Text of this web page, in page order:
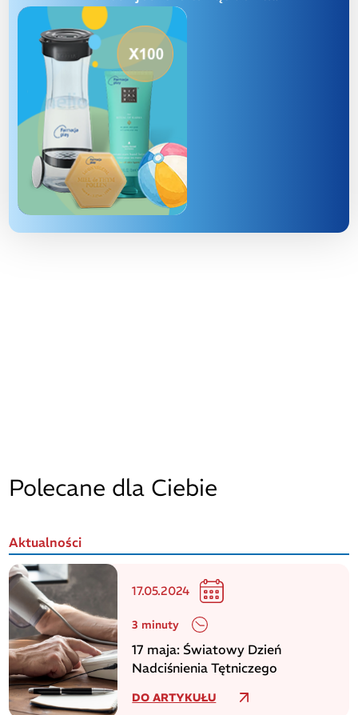
Polecane dla Ciebie
Aktualności
17.05.2024
3 minuty
17 maja: Światowy Dzień
Nadciśnienia Tętniczego
DO ARTYKUŁU